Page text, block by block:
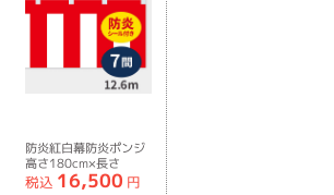
防炎紅白幕防炎ポンジ
高さ180cm×長さ
12.6m紅白ひも付
税込 16,500 円